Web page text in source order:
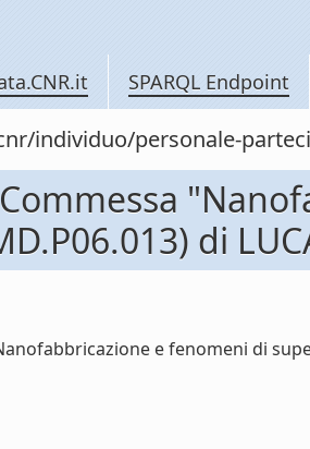
SPARQL Endpoint
individuo/personale-
di
e fenomeni di